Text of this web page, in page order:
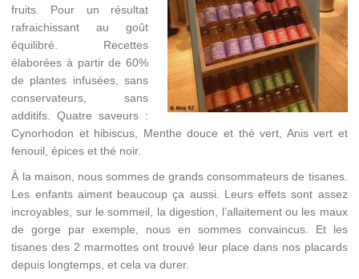
fruits. Pour un résultat
rafraichissant au goût
équilibré. Recettes
élaborées à partir de 60%
de plantes infusées, sans
conservateurs, sans
additifs. Quatre saveurs :
Cynorhodon et hibiscus, Menthe douce et thé vert, Anis vert et
fenouil, épices et thé noir.
À la maison, nous sommes de grands consommateurs de tisanes.
Les enfants aiment beaucoup ça aussi. Leurs effets sont assez
incroyables, sur le sommeil, la digestion, l’allaitement ou les maux
de gorge par exemple, nous en sommes convaincus. Et les
tisanes des 2 marmottes ont trouvé leur place dans nos placards
depuis longtemps, et cela va durer.